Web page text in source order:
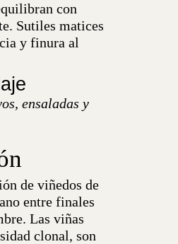
con
Sutiles matices
y finura al
ensaladas y
de viñedos de
entre finales
Las viñas
clonal, son